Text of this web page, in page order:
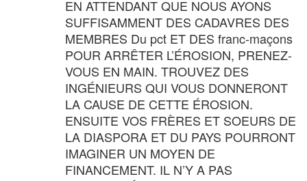
EN ATTENDANT QUE NOUS AYONS
SUFFISAMMENT DES CADAVRES DES
MEMBRES Du pct ET DES franc-maçons
POUR ARRÊTER L’ÉROSION, PRENEZ-
VOUS EN MAIN. TROUVEZ DES
INGÉNIEURS QUI VOUS DONNERONT
LA CAUSE DE CETTE ÉROSION.
ENSUITE VOS FRÈRES ET SOEURS DE
LA DIASPORA ET DU PAYS POURRONT
IMAGINER UN MOYEN DE
FINANCEMENT. IL N’Y A PAS